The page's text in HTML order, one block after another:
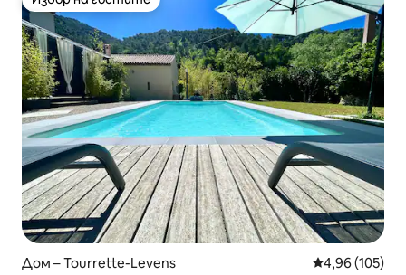
Избор на гостите
Дом – Tourrette-Levens Средна
4,96 (105)